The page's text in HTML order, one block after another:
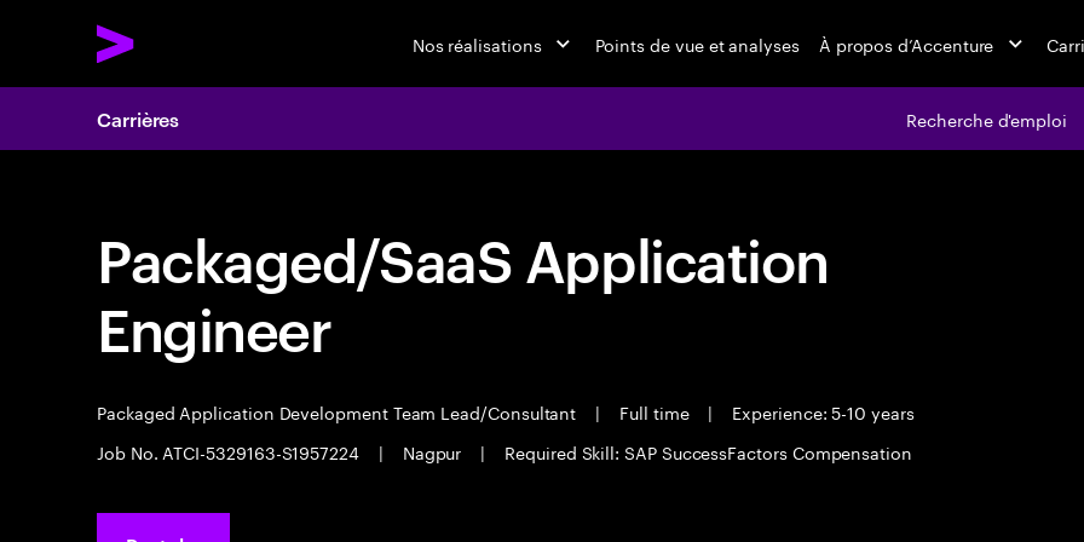
Nos réalisations Points de vue et analyses À propos d’Accenture
Carrières Recherche d'emploi
Packaged/SaaS Application
Engineer
Packaged Application Development Team Lead/Consultant | Full time |
Experience: 5-10 years
Job No. ATCI-5329163-S1957224
| Nagpur | Required Skill: SAP SuccessFactors Compensation